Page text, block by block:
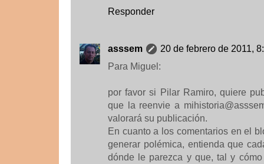
Responder
asssem
20 de febrero de 2011,
Para Miguel:
por favor si Pilar Ramiro, quiere
que la reenvie a
valorará su publicación.
En cuanto a los comentarios en el
generar polémica, entienda que
dónde le parezca y que, tal y